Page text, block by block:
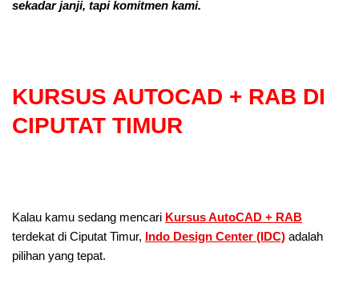
sekadar janji, tapi komitmen kami.
KURSUS AUTOCAD + RAB DI
CIPUTAT TIMUR
Kalau kamu sedang mencari Kursus AutoCAD + RAB
terdekat di Ciputat Timur, Indo Design Center (IDC) adalah
pilihan yang tepat.